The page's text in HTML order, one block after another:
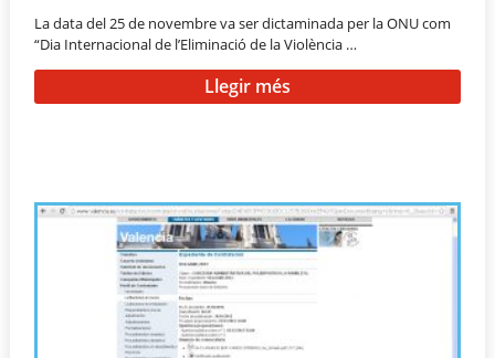
La data del 25 de novembre va ser dictaminada per la ONU com
“Dia Internacional de l’Eliminació de la Violència …
Llegir més